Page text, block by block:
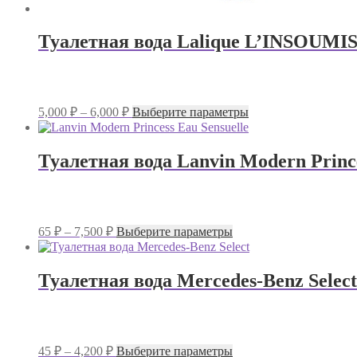
Туалетная вода Lalique
5,000 ₽ – 6,000 ₽Диапазон
цен:
6,000 ₽
Выберите параметрыЭтот
товар
имеет
несколько
вариаций.
товара.
Туалетная вода Lanvin Modern
65 ₽ – 7,500 ₽Диапазон
цен:
7,500 ₽
Выберите параметрыЭтот
товар
имеет
несколько
вариаций.
Туалетная вода Mercedes-Benz
45 ₽ – 4,200 ₽Диапазон
Выберите параметрыЭтот